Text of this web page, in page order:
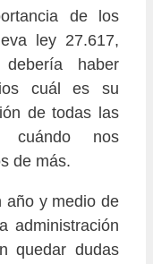
de los
ley 27.617,
haber
cuál es su
de todas las
cuándo nos
de más.
año y medio de
administración
quedar dudas